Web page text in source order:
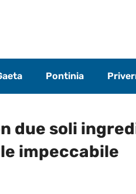
Pontinia
due soli
impeccabile